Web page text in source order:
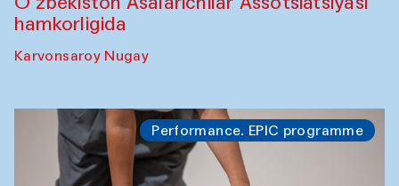
hamkorligida
Karvonsaroy Nugay
Performance. EPIC programme